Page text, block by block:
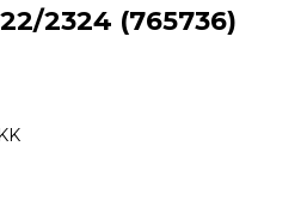
2324 (765736)